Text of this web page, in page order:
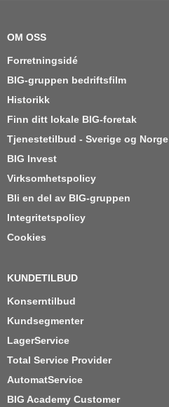
OM OSS
Forretningsidé
BIG-gruppen bedriftsfilm
Historikk
Finn ditt lokale BIG-foretak
Tjenestetilbud - Sverige og Norge
BIG Invest
Virksomhetspolicy
Bli en del av BIG-gruppen
Integritetspolicy
Cookies
KUNDETILBUD
Konserntilbud
Kundsegmenter
LagerService
Total Service Provider
AutomatService
BIG Academy Customer